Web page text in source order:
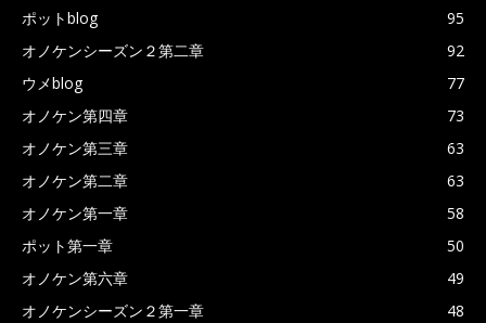
ポットblog
95
オノケンシーズン２第二章
92
ウメblog
77
オノケン第四章
73
オノケン第三章
63
オノケン第二章
63
オノケン第一章
58
ポット第一章
50
オノケン第六章
49
オノケンシーズン２第一章
48